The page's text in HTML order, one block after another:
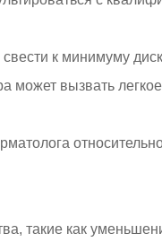
к минимуму
может вызвать
такие как